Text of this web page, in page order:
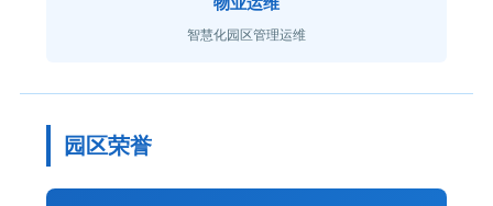
智慧化园区管理运维
园区荣誉